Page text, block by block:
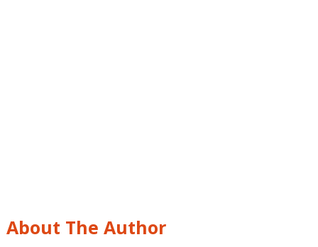
About The Author